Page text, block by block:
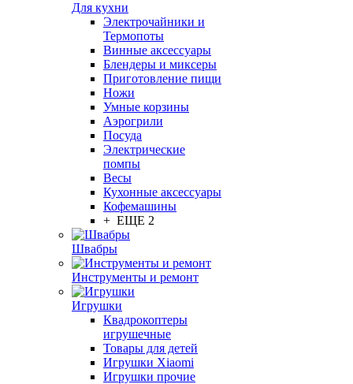
Для кухни
Электрочайники и
Термопоты
Винные аксессуары
Блендеры и миксеры
Приготовление пищи
Ножи
Умные корзины
Аэрогрили
Посуда
Электрические
помпы
Весы
Кухонные аксессуары
Кофемашины
+ ЕЩЕ 2
Швабры
Инструменты и ремонт
Игрушки
Квадрокоптеры
игрушечные
Товары для детей
Игрушки Xiaomi
Игрушки прочие